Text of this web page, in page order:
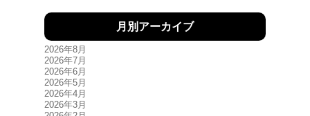
月別アーカイブ
2026年8月
2026年7月
2026年6月
2026年5月
2026年4月
2026年3月